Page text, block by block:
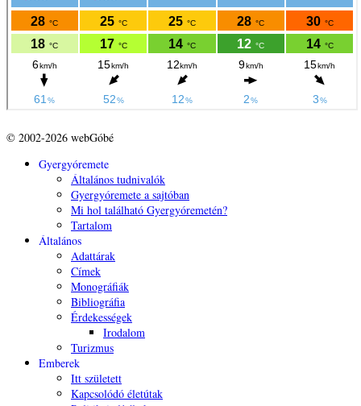
© 2002-2026 webGóbé
Gyergyóremete
Általános tudnivalók
Gyergyóremete a sajtóban
Mi hol található Gyergyóremetén?
Tartalom
Általános
Adattárak
Címek
Monográfiák
Bibliográfia
Érdekességek
Irodalom
Turizmus
Emberek
Itt született
Kapcsolódó életútak